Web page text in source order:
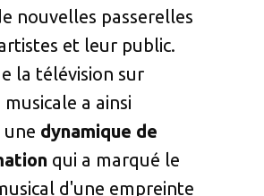
nouvelles passerelles
et leur public.
la télévision sur
a ainsi
une dynamique de
qui a marqué le
d'une empreinte